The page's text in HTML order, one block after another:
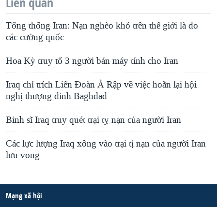
Tổng thống Iran: Nạn nghèo khó trên thế giới là do
các cường quốc
Hoa Kỳ truy tố 3 người bán máy tính cho Iran
Iraq chỉ trích Liên Đoàn Ả Rập về việc hoãn lại hội
nghị thượng đỉnh Baghdad
Binh sĩ Iraq truy quét trại tỵ nạn của người Iran
Các lực lượng Iraq xông vào trại tị nạn của người Iran
lưu vong
Mạng xã hội